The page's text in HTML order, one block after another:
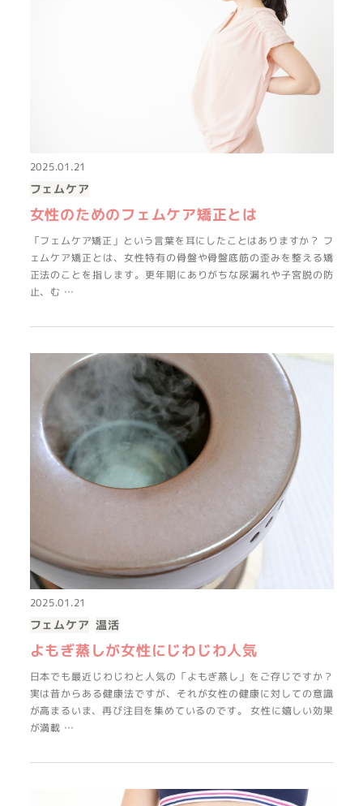
2025.01.21
フェムケア
女性のためのフェムケア矯正とは
「フェムケア矯正」という言葉を耳にしたことはありますか？ フ
ェムケア矯正とは、女性特有の骨盤や骨盤底筋の歪みを整える矯
正法のことを指します。更年期にありがちな尿漏れや子宮脱の防
止、む …
2025.01.21
フェムケア 温活
よもぎ蒸しが女性にじわじわ人気
日本でも最近じわじわと人気の「よもぎ蒸し」をご存じですか？
実は昔からある健康法ですが、それが女性の健康に対しての意識
が高まるいま、再び注目を集めているのです。 女性に嬉しい効果
が満載 …